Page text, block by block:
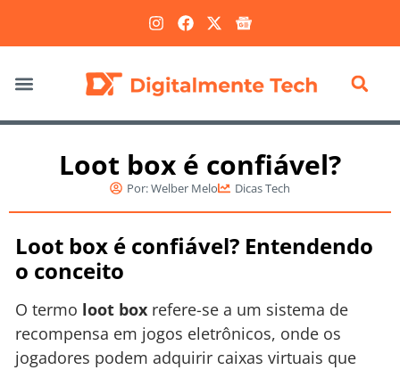
Loot box é confiável?
Por:Welber Melo Dicas Tech
Loot box é confiável? Entendendo
o conceito
O termo loot box refere-se a um sistema de
recompensa em jogos eletrônicos, onde os
jogadores podem adquirir caixas virtuais que